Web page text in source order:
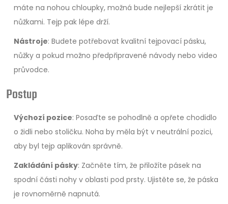
máte na nohou chloupky, možná bude nejlepší zkrátit je
nůžkami. Tejp pak lépe drží.
Nástroje: Budete potřebovat kvalitní tejpovací pásku,
nůžky a pokud možno předpřipravené návody nebo video
průvodce.
Postup
Výchozí pozice: Posaďte se pohodlně a opřete chodidlo
o židli nebo stoličku. Noha by měla být v neutrální pozici,
aby byl tejp aplikován správně.
Zakládání pásky: Začněte tím, že přiložíte pásek na
spodní části nohy v oblasti pod prsty. Ujistěte se, že páska
je rovnoměrně napnutá.